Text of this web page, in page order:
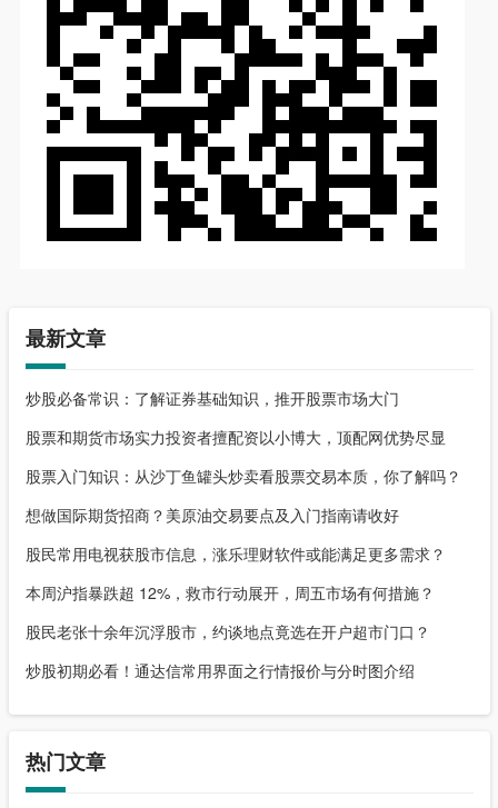
最新文章
炒股必备常识：了解证券基础知识，推开股票市场大门
股票和期货市场实力投资者擅配资以小博大，顶配网优势尽显
股票入门知识：从沙丁鱼罐头炒卖看股票交易本质，你了解吗？
想做国际期货招商？美原油交易要点及入门指南请收好
股民常用电视获股市信息，涨乐理财软件或能满足更多需求？
本周沪指暴跌超 12%，救市行动展开，周五市场有何措施？
股民老张十余年沉浮股市，约谈地点竟选在开户超市门口？
炒股初期必看！通达信常用界面之行情报价与分时图介绍
热门文章